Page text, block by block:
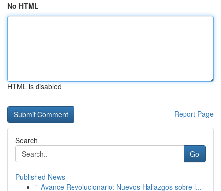
No HTML
HTML is disabled
Report Page
Search
Go
Published News
1 Avance Revolucionario: Nuevos Hallazgos sobre l...